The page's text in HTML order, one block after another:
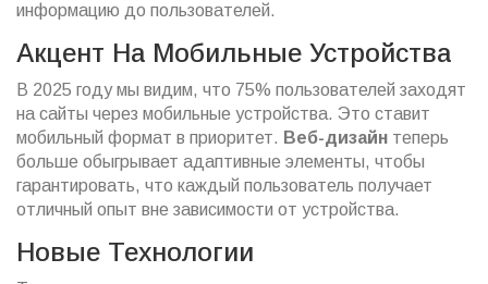
информацию до пользователей.
Акцент На Мобильные Устройства
В 2025 году мы видим, что 75% пользователей заходят
на сайты через мобильные устройства. Это ставит
мобильный формат в приоритет. Веб-дизайн теперь
больше обыгрывает адаптивные элементы, чтобы
гарантировать, что каждый пользователь получает
отличный опыт вне зависимости от устройства.
Новые Технологии